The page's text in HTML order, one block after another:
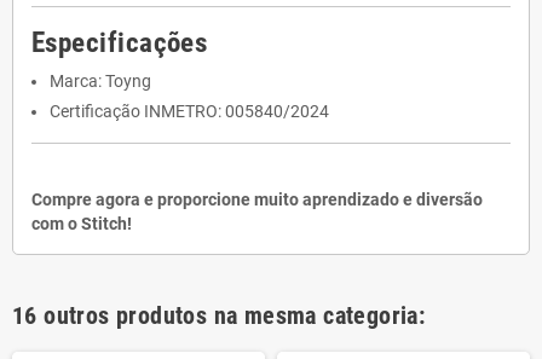
Especificações
Marca: Toyng
Certificação INMETRO: 005840/2024
Compre agora e proporcione muito aprendizado e diversão
com o Stitch!
16 outros produtos na mesma categoria: